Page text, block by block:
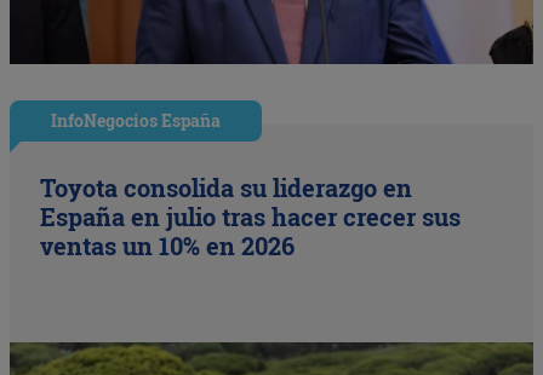
InfoNegocios España
Toyota consolida su liderazgo en
España en julio tras hacer crecer sus
ventas un 10% en 2026